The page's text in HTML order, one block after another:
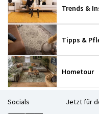
Trends &
Tipps &
Hometour
Socials Jetzt für